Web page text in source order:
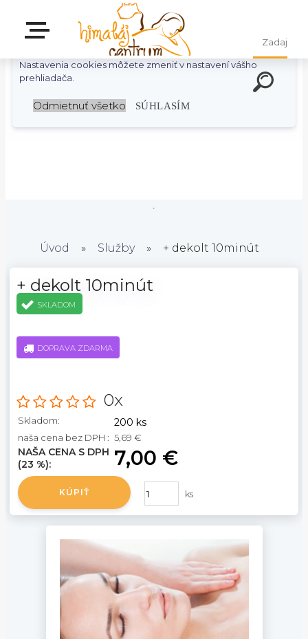
S cieľom uľahčiť užívateľom používať naše webové stránky
využívame cookies. Používaním našich stránok súhlasíte s
ukladaním súborov cookie na vašom počítači / zariadení.
Nastavenia cookies môžete zmeniť v nastavení vášho
prehliadača.
Odmietnuť všetko SÚHLASÍM
Úvod » Služby » + dekolt 10minút
+ dekolt 10minút
SKLADOM
DOPRAVA ZDARMA
0x
Skladom: 200 ks
naša cena bez DPH : 5,69 €
NAŠA CENA S DPH
(23 %):
7,00 €
ks
KÚPIŤ